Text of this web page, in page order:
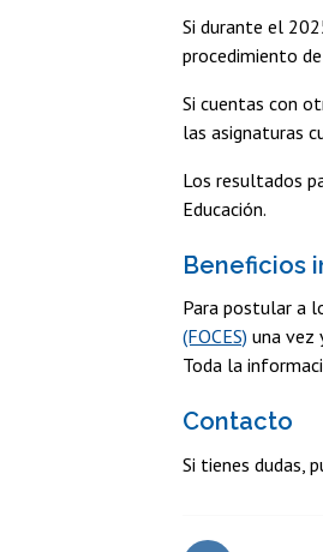
Si durante el
procedimiento
Si cuentas con
las asignaturas
Los resultados
Educación.
Beneficios
Para postular a
(FOCES) una vez
Toda la
Contacto
Si tienes dudas,